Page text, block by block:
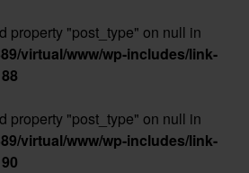
property "post_type" on null in
virtual/www/wp-includes/link-
property "post_type" on null in
virtual/www/wp-includes/link-